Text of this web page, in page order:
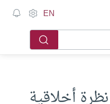
EN
أخلاقية